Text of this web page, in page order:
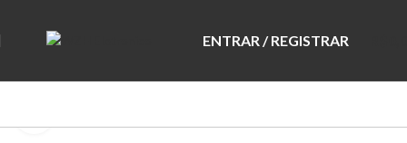
ENTRAR / REGISTRAR